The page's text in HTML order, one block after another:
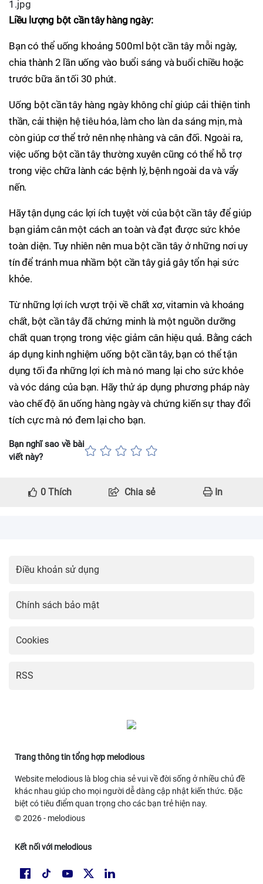
Liều lượng bột cần tây hàng ngày:
Bạn có thể uống khoảng 500ml bột cần tây mỗi ngày,
chia thành 2 lần uống vào buổi sáng và buổi chiều hoặc
trước bữa ăn tối 30 phút.
Uống bột cần tây hàng ngày không chỉ giúp cải thiện tinh
thần, cải thiện hệ tiêu hóa, làm cho làn da sáng mịn, mà
còn giúp cơ thể trở nên nhẹ nhàng và cân đối. Ngoài ra,
việc uống bột cần tây thường xuyên cũng có thể hỗ trợ
trong việc chữa lành các bệnh lý, bệnh ngoài da và vẩy
nến.
Hãy tận dụng các lợi ích tuyệt vời của bột cần tây để giúp
bạn giảm cân một cách an toàn và đạt được sức khỏe
toàn diện. Tuy nhiên nên mua bột cần tây ở những nơi uy
tín để tránh mua nhầm bột cần tây giả gây tổn hại sức
khỏe.
Từ những lợi ích vượt trội về chất xơ, vitamin và khoáng
chất, bột cần tây đã chứng minh là một nguồn dưỡng
chất quan trọng trong việc giảm cân hiệu quả. Bằng cách
áp dụng kinh nghiệm uống bột cần tây, bạn có thể tận
dụng tối đa những lợi ích mà nó mang lại cho sức khỏe
và vóc dáng của bạn. Hãy thử áp dụng phương pháp này
vào chế độ ăn uống hàng ngày và chứng kiến sự thay đổi
tích cực mà nó đem lại cho bạn.
Bạn nghĩ sao về bài
viết này?
0 Thích Chia sẻ In
Điều khoản sử dụng
Chính sách bảo mật
Cookies
RSS
Trang thông tin tổng hợp melodious
Website melodious là blog chia sẻ vui về đời sống ở nhiều chủ đề
khác nhau giúp cho mọi người dễ dàng cập nhật kiến thức. Đặc
biệt có tiêu điểm quan trọng cho các bạn trẻ hiện nay.
© 2026 - melodious
Kết nối với melodious